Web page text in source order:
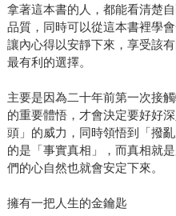
拿著這本書的人，都能看清楚
品質，同時可以從這本書裡學
讓內心得以安靜下來，享受該
最有利的選擇。
主要是因為二十年前第一次接
的重要體悟，才會決定要好好
頭」的威力，同時領悟到「撥
的是「事實真相」，而真相就
們的心自然也就會安定下來。
擁有一把人生的金鑰匙